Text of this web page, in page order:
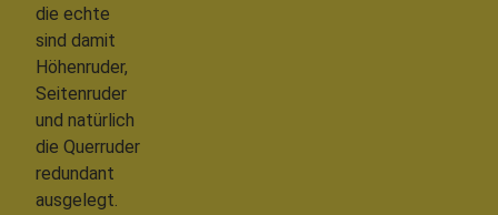
die echte
sind damit
Höhenruder,
Seitenruder
und natürlich
die Querruder
redundant
ausgelegt.